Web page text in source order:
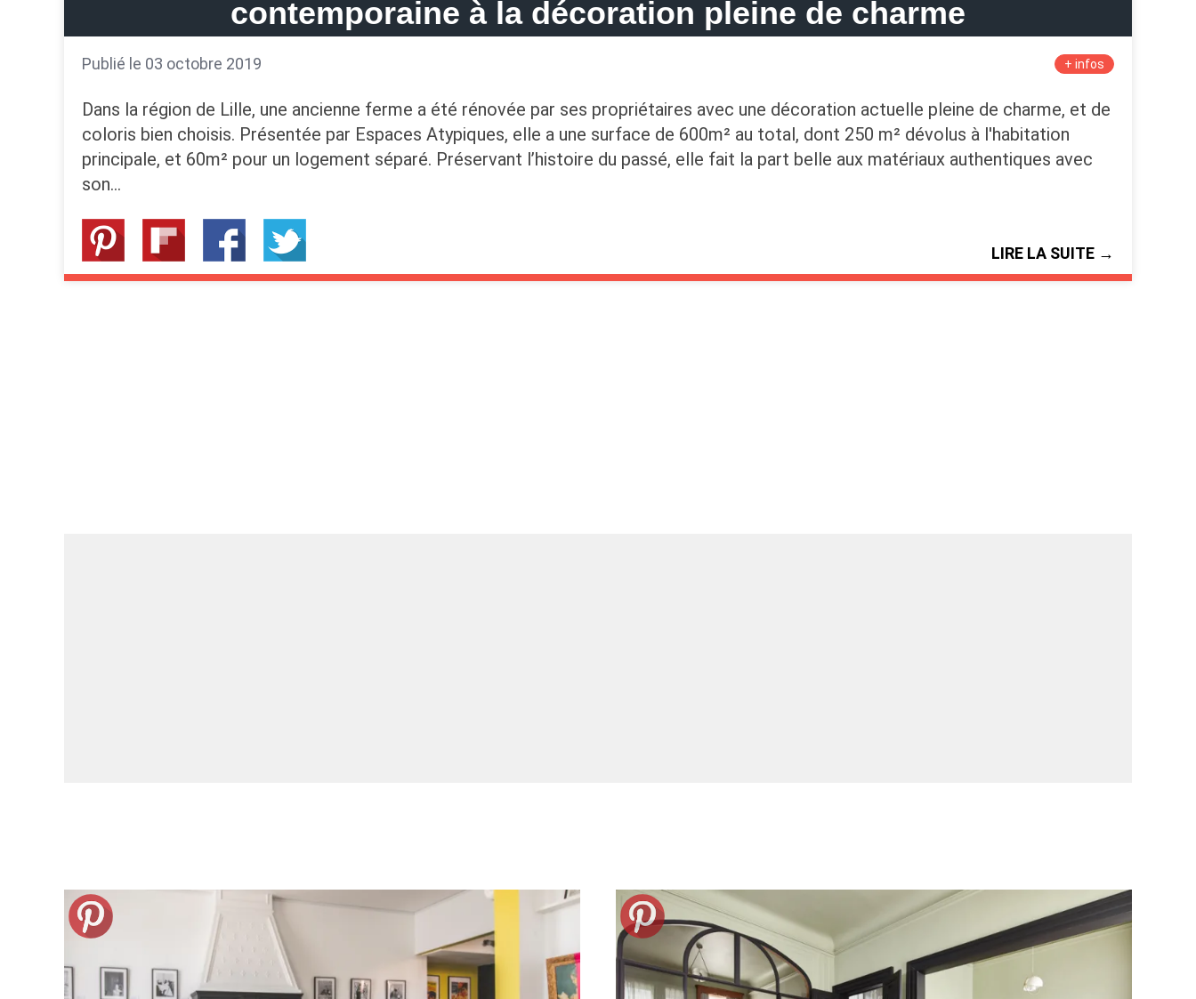
contemporaine à la décoration pleine de charme
Publié le 03 octobre 2019 + infos
Dans la région de Lille, une ancienne ferme a été rénovée par ses propriétaires avec une décoration actuelle pleine de charme, et de
coloris bien choisis. Présentée par Espaces Atypiques, elle a une surface de 600m² au total, dont 250 m² dévolus à l'habitation
principale, et 60m² pour un logement séparé. Préservant l’histoire du passé, elle fait la part belle aux matériaux authentiques avec
son…
LIRE LA SUITE →